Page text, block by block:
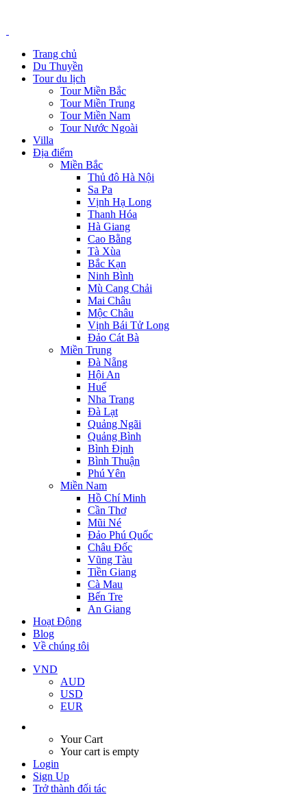
Trang chủ
Du Thuyền
Tour du lịch
Tour Miền Bắc
Tour Miền Trung
Tour Miền Nam
Tour Nước Ngoài
Villa
Địa điểm
Miền Bắc
Thủ đô Hà Nội
Sa Pa
Vịnh Hạ Long
Thanh Hóa
Hà Giang
Cao Bằng
Tà Xùa
Bắc Kạn
Ninh Bình
Mù Cang Chải
Mai Châu
Mộc Châu
Vịnh Bái Tử Long
Đảo Cát Bà
Miền Trung
Đà Nẵng
Hội An
Huế
Nha Trang
Đà Lạt
Quảng Ngãi
Quảng Bình
Bình Định
Bình Thuận
Phú Yên
Miền Nam
Hồ Chí Minh
Cần Thơ
Mũi Né
Đảo Phú Quốc
Châu Đốc
Vũng Tàu
Tiền Giang
Cà Mau
Bến Tre
An Giang
Hoạt Động
Blog
Về chúng tôi
VND
AUD
USD
EUR
Your Cart
Your cart is empty
Login
Sign Up
Trở thành đối tác